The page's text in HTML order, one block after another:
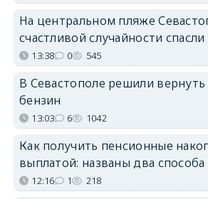
На центральном пляже
счастливой случайности
13:38 0 545
В Севастополе решили вернуть
бензин
13:03 6 1042
Как получить пенсионные
выплатой: названы два способа
12:16 1 218